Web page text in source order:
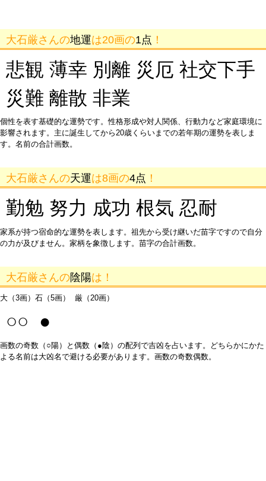
大石厳さんの地運は20画の1点 ！
悲観 薄幸 別離 災厄 社交下手
災難 離散 非業
個性を表す基礎的な運勢です。性格形成や対人関係、行動力など家庭環境に
影響されます。主に誕生してから20歳くらいまでの若年期の運勢を表しま
す。名前の合計画数。
大石厳さんの天運は8画の4点 ！
勤勉 努力 成功 根気 忍耐
家系が持つ宿命的な運勢を表します。祖先から受け継いだ苗字ですので自分
の力が及びません。家柄を象徴します。苗字の合計画数。
大石厳さんの陰陽は！
大（3画）石（5画） 厳（20画）
○○ ●
画数の奇数（○陽）と偶数（●陰）の配列で吉凶を占います。どちらかにかた
よる名前は大凶名で避ける必要があります。画数の奇数偶数。